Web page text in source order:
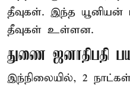
தீவுகள். இந்த யூனியன்
தீவுகள் உள்ளன.
துணை ஜனாதிபதி
இந்நிலையில், 2